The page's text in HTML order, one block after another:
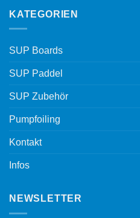
KATEGORIEN
SUP Boards
SUP Paddel
SUP Zubehör
Pumpfoiling
Kontakt
Infos
NEWSLETTER